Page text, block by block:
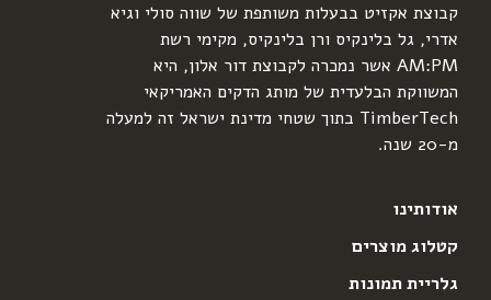
קבוצת אקזיט בבעלות משותפת של שווה סולי וגיא
אדרי, גל בלינקיס ורן בלינקיס, מקימי רשת
AM:PM אשר נמכרה לקבוצת דור אלון, היא
המשווקת הבלעדית של מותג הדקים האמריקאי
TimberTech בתוך שטחי מדינת ישראל זה למעלה
מ-20 שנה.
אודותינו
קטלוג מוצרים
גלריית תמונות